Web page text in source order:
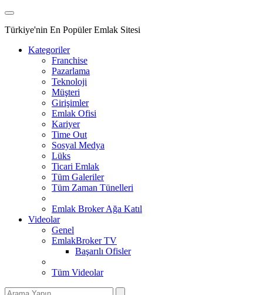
Türkiye'nin En Popüler Emlak Sitesi
Kategoriler
Franchise
Pazarlama
Teknoloji
Müşteri
Girişimler
Emlak Ofisi
Kariyer
Time Out
Sosyal Medya
Lüks
Ticari Emlak
Tüm Galeriler
Tüm Zaman Tünelleri
Emlak Broker Ağa Katıl
Videolar
Genel
EmlakBroker TV
Başarılı Ofisler
Tüm Videolar